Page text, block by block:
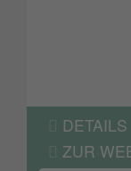
DETAILS
ZUR